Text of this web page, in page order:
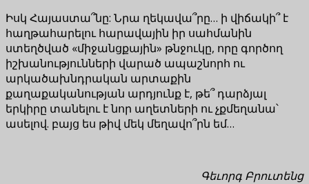
Իսկ Հայաստա՞նը: Նրա ղեկավա՞րը… ի վիճակի՞ է
հաղթահարելու հարավային իր սահմանին
ստեղծված «միջանցքային» թնջուկը, որը գործող
իշխանությունների վարած ապաշնորհ ու
արկածախնդրական արտաքին
քաղաքականության արդյունք է, թե՞ դարձյալ
երկիրը տանելու է նոր աղետների ու չքմեղանա՝
ասելով. բայց ես թիվ մեկ մեղավո՞րն եմ…
Գեւորգ Բրուտենց